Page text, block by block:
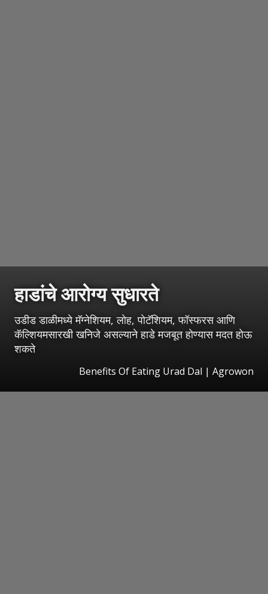
हाडांचे आरोग्य सुधारते
उडीड डाळीमध्ये मॅग्नेशियम, लोह, पोटॅशियम, फॉस्फरस आणि
कॅल्शियमसारखी खनिजे असल्याने हाडे मजबूत होण्यास मदत होऊ
शकते
Benefits Of Eating Urad Dal | Agrowon